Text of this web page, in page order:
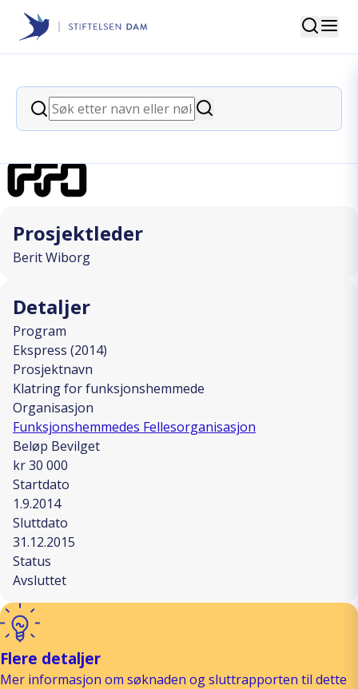
Stiftelsen Dam
Søk
Søk
Søk
back
Klatring for funksjonshemmede
Prosjektleder
Berit Wiborg
Detaljer
Program
Ekspress (2014)
Prosjektnavn
Klatring for funksjonshemmede
Organisasjon
Funksjonshemmedes Fellesorganisasjon
Beløp Bevilget
kr 30 000
Startdato
1.9.2014
Sluttdato
31.12.2015
Status
Avsluttet
Flere detaljer
Mer informasjon om søknaden og sluttrapporten til dette